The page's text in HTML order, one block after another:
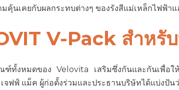
คุ้นเคยกับผลกระทบต่างๆ ของรังสีแม่เหล็กไฟฟ้
V-Pack สำหรั
ฑ์ทั้งหมดของ Velovita เสริมซึ่งกันและกันเพื่อ
จฟฟ์ แม็ค ผู้ก่อตั้งร่วมและประธานบริษัทได้แบ่งปัน